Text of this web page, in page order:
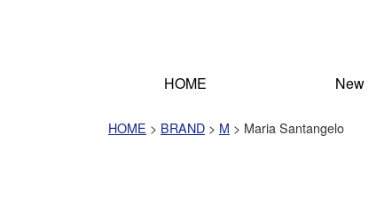
HOME New
HOME BRAND M Maria Santangelo